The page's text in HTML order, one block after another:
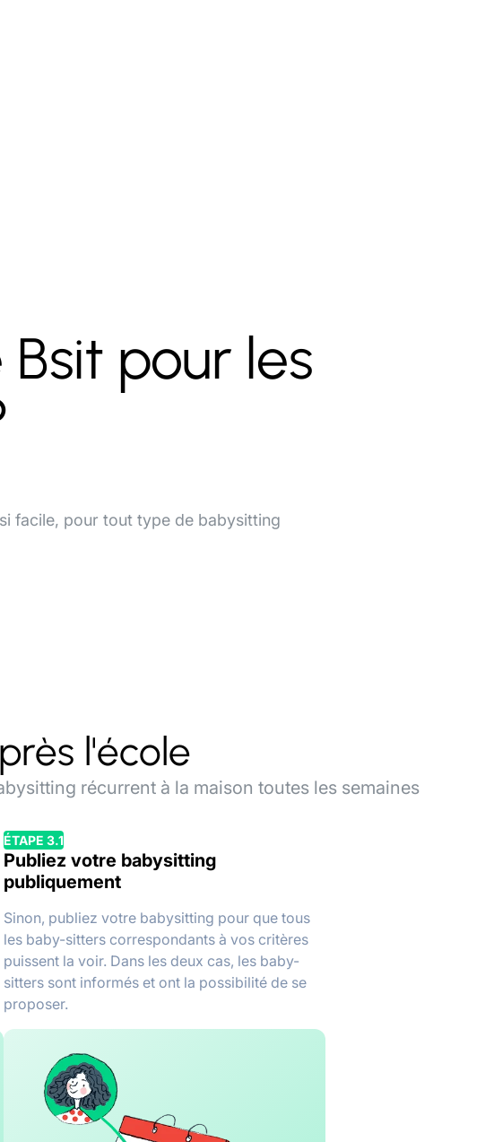
pour les
facile, pour tout type de babysitting
l'école
récurrent à la maison toutes les semaines
ÉTAPE 3.1
Publiez votre babysitting
publiquement
Sinon, publiez votre babysitting pour que tous
les baby-sitters correspondants à vos critères
puissent la voir. Dans les deux cas, les baby-
sitters sont informés et ont la possibilité de se
proposer.